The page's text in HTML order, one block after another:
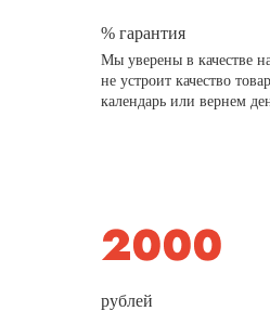
% гарантия
Мы уверены в качестве
не устроит качество
календарь или вернем
рублей